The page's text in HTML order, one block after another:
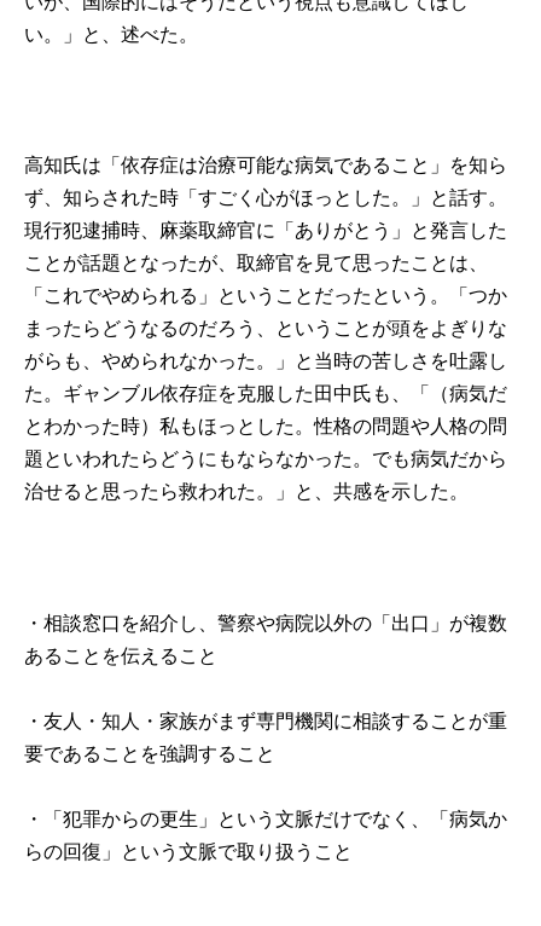
い。」と、述べた。
高知氏は「依存症は治療可能な病気であること」を知ら
ず、知らされた時「すごく心がほっとした。」と話す。
現行犯逮捕時、麻薬取締官に「ありがとう」と発言した
ことが話題となったが、取締官を見て思ったことは、
「これでやめられる」ということだったという。「つか
まったらどうなるのだろう、ということが頭をよぎりな
がらも、やめられなかった。」と当時の苦しさを吐露し
た。ギャンブル依存症を克服した田中氏も、「（病気だ
とわかった時）私もほっとした。性格の問題や人格の問
題といわれたらどうにもならなかった。でも病気だから
治せると思ったら救われた。」と、共感を示した。
・相談窓口を紹介し、警察や病院以外の「出口」が複数
あることを伝えること
・友人・知人・家族がまず専門機関に相談することが重
要であることを強調すること
・「犯罪からの更生」という文脈だけでなく、「病気か
らの回復」という文脈で取り扱うこと